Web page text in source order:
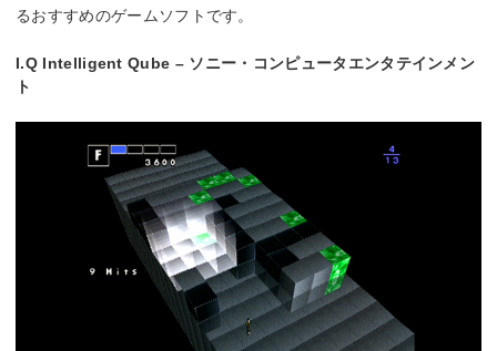
るおすすめのゲームソフトです。
I.Q Intelligent Qube – ソニー・コンピュータエンタテインメン
ト